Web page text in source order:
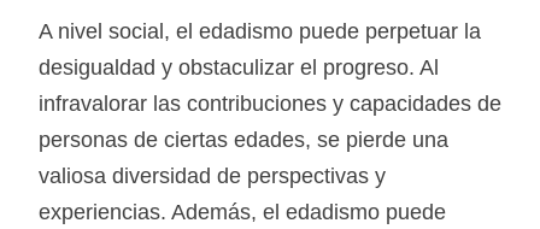
A nivel social, el edadismo puede perpetuar la
desigualdad y obstaculizar el progreso. Al
infravalorar las contribuciones y capacidades de
personas de ciertas edades, se pierde una
valiosa diversidad de perspectivas y
experiencias. Además, el edadismo puede